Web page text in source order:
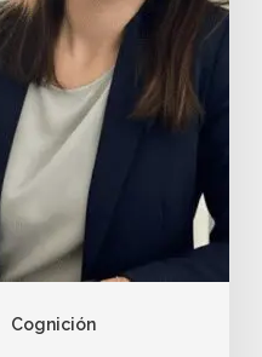
Cognición